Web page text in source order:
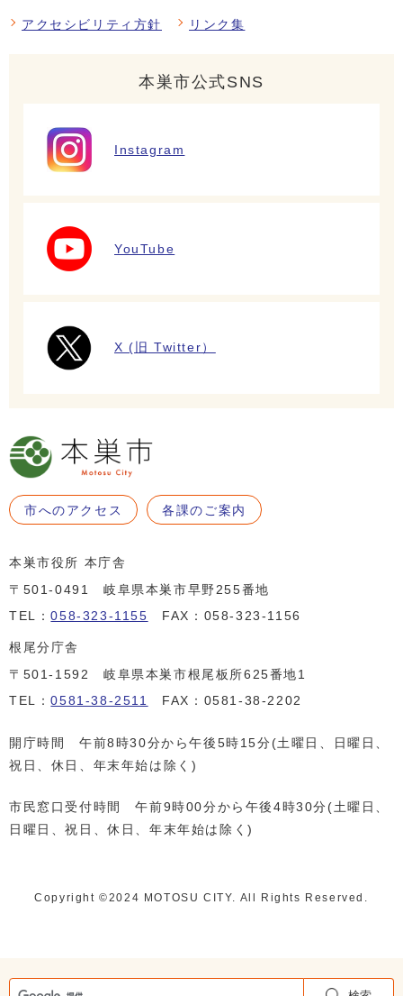
アクセシビリティ方針 リンク集
本巣市公式SNS
Instagram
YouTube
X (旧 Twitter）
市へのアクセス 各課のご案内
本巣市役所 本庁舎
〒501-0491 岐阜県本巣市早野255番地
TEL：058-323-1155 FAX：058-323-1156
根尾分庁舎
〒501-1592 岐阜県本巣市根尾板所625番地1
TEL：0581-38-2511 FAX：0581-38-2202
開庁時間 午前8時30分から午後5時15分(土曜日、日曜日、
祝日、休日、年末年始は除く)
市民窓口受付時間 午前9時00分から午後4時30分(土曜日、
日曜日、祝日、休日、年末年始は除く)
Copyright ©️2024 MOTOSU CITY. All Rights Reserved.